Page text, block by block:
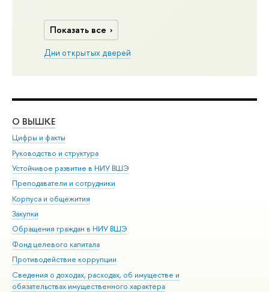
Показать все
Дни открытых дверей
О ВЫШКЕ
Цифры и факты
Руководство и структура
Устойчивое развитие в НИУ ВШЭ
Преподаватели и сотрудники
Корпуса и общежития
Закупки
Обращения граждан в НИУ ВШЭ
Фонд целевого капитала
Противодействие коррупции
Сведения о доходах, расходах, об имуществе и
обязательствах имущественного характера